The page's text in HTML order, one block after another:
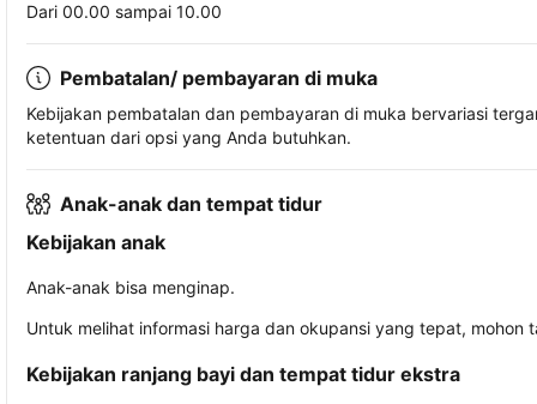
Dari 00.00 sampai 10.00
Pembatalan/ pembayaran di muka
Kebijakan pembatalan dan pembayaran di muka bervariasi
ketentuan dari opsi yang Anda butuhkan.
Anak-anak dan tempat tidur
Kebijakan anak
Anak-anak bisa menginap.
Untuk melihat informasi harga dan okupansi yang tepat,
Kebijakan ranjang bayi dan tempat tidur ekstra